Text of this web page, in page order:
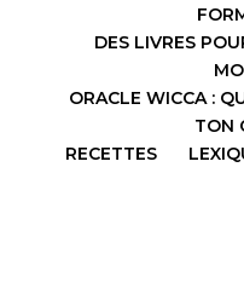
DES LIVRES
ORACLE WICCA :
TON
RECETTES